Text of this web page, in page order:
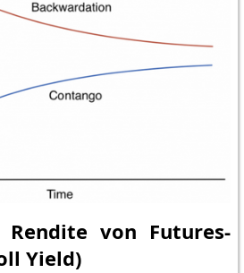
Rendite von Futures-
Yield)